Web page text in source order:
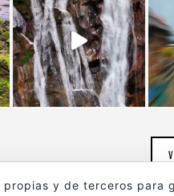
propias y de terceros para